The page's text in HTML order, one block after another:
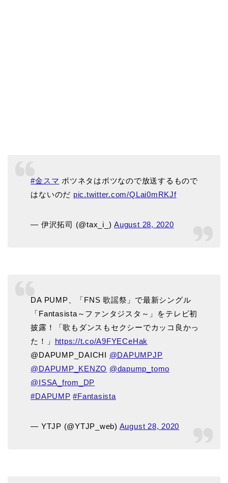
#金スマ ボツネタはボツなので放送するもので
はないのだ pic.twitter.com/QLai0mRKJf
— 伊沢拓司 (@tax_i_)August 28, 2020
DA PUMP、「FNS 歌謡祭」で最新シングル
「Fantasista～ファンタジスタ～」をテレビ初
披露！「歌もダンスもセクシーでカッコ良かっ
た！」 https://t.co/A9FYECeHak
@DAPUMP_DAICHI @DAPUMPJP
@DAPUMP_KENZO @dapump_tomo
@ISSA_from_DP
#DAPUMP #Fantasista
— YTJP (@YTJP_web) August 28, 2020